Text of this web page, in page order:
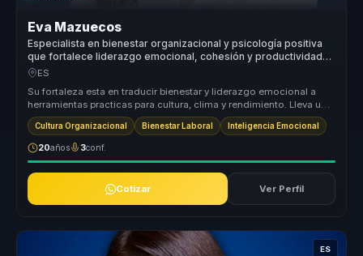
Eva Mazuecos
Especialista en bienestar organizacional y psicología positiva
que fortalece liderazgo emocional, cohesión y productividad
en equipos.
ES
Su fortaleza esta en traducir bienestar y liderazgo emocional a
herramientas practicas para cultura, clima y rendimiento. Lleva una
conve...
Cultura Organizacional Bienestar Laboral Inteligencia Emocional
20años 3conf.
Cotizar Ver Perfil
ES